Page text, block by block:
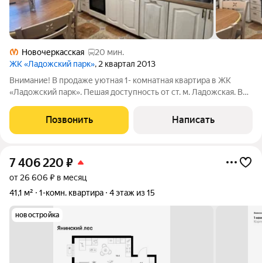
Новочеркасская
20 мин.
ЖК «Ладожский парк», 2 квартал 2013
Внимание! В продаже уютная 1- комнатная квартира в ЖК
«Ладожский парк». Пешая доступность от ст. м. Ладожская. В
детский сад. Дом комфорт- класса, в парадной 2 лифта, на
этаже всего 5 квартир.
Позвонить Написать
7 406 220 ₽
от 26 606 ₽ в месяц
41,1 м²
1-комн. квартира 4 этаж из 15
новостройка